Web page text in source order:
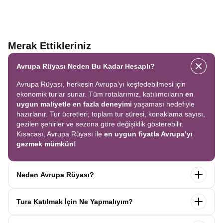
Merak Ettikleriniz
Avrupa Rüyası Neden Bu Kadar Hesaplı?
Avrupa Rüyası, herkesin Avrupa’yı keşfedebilmesi için
ekonomik turlar sunar. Tüm rotalarımız, katılımcıların en
uygun maliyetle en fazla deneyimi yaşaması hedefiyle
hazırlanır. Tur ücretleri; toplam tur süresi, konaklama sayısı,
gezilen şehirler ve sezona göre değişiklik gösterebilir.
Kısacası, Avrupa Rüyası ile en uygun fiyatla Avrupa’yı
gezmek mümkün!
Neden Avrupa Rüyası?
tek seferde birçok
ülkeyikeşfedin! Ekstra tur ücreti yok, tüm geziler fiyata
Tura Katılmak İçin Ne Yapmalıyım?